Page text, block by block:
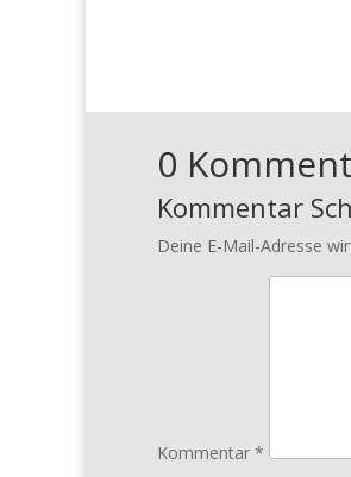
0
Kommentar
Deine E-Mail-Adresse
Kommentar *